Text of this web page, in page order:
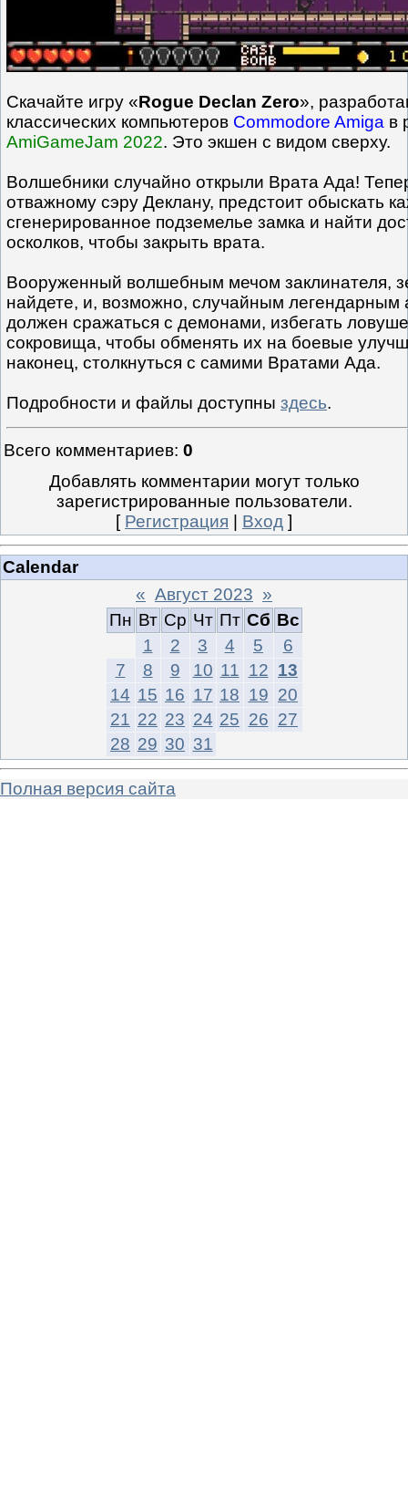
Скачайте игру «Rogue Declan Zero»,
классических компьютеров Commodore Amiga в
AmiGameJam 2022. Это экшен с видом сверху.
Волшебники случайно открыли Врата Ада!
отважному сэру Деклану, предстоит обыскать
сгенерированное подземелье замка и найти
осколков, чтобы закрыть врата.
Вооруженный волшебным мечом заклинателя,
найдете, и, возможно, случайным легендарным
должен сражаться с демонами, избегать
сокровища, чтобы обменять их на боевые
наконец, столкнуться с самими Вратами Ада.
Подробности и файлы доступны здесь.
Всего комментариев: 0
Добавлять комментарии могут только
зарегистрированные пользователи.
[ Регистрация Вход ]
Calendar
« Август 2023 »
Пн Вт Ср Чт Пт Сб Вс
1
2 3 4 5
6
7
8 9 10 11 12 13
14 15 16 17 18 19 20
21 22 23 24 25 26 27
28 29 30 31
Полная версия сайта